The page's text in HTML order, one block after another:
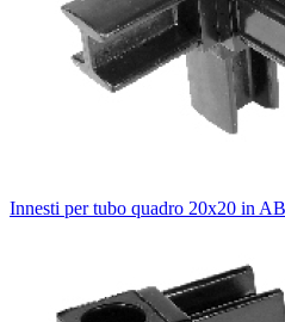
Innesti per tubo quadro 20x20 in